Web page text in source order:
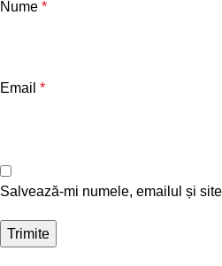
Nume *
Email *
Salvează-mi numele, emailul și